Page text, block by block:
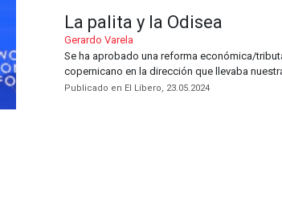
La palita y la Odisea
Gerardo Varela
Se ha aprobado una reforma económica/
copernicano en la dirección que llevaba
Publicado en El Líbero, 23.05.2024